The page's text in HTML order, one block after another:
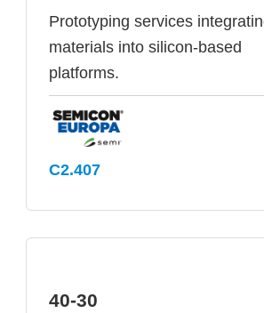
Prototyping services
materials into silicon-based
platforms.
C2.407
40-30